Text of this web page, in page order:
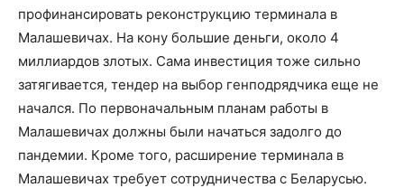
профинансировать реконструкцию терминала в
Малашевичах. На кону большие деньги, около 4
миллиардов злотых. Сама инвестиция тоже сильно
затягивается, тендер на выбор генподрядчика еще не
начался. По первоначальным планам работы в
Малашевичах должны были начаться задолго до
пандемии. Кроме того, расширение терминала в
Малашевичах требует сотрудничества с Беларусью.